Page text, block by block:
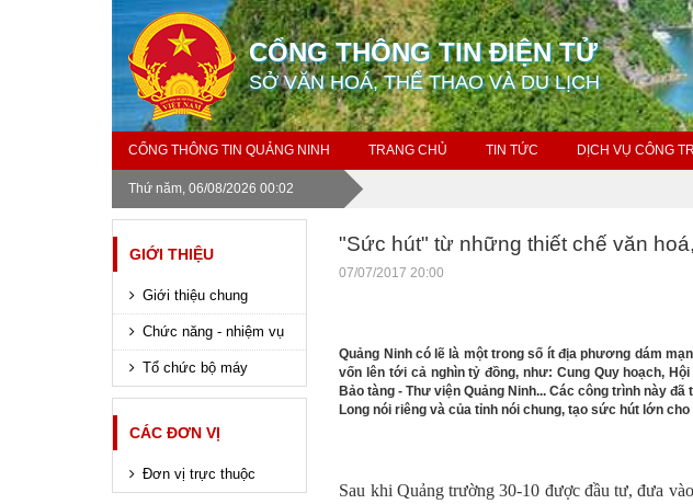
CỔNG THÔNG TIN ĐIỆN TỬ
SỞ VĂN HOÁ, THỂ THAO VÀ DU LỊCH
CỔNG THÔNG TIN QUẢNG NINH TRANG CHỦ TIN TỨC DỊCH VỤ CÔNG
Thứ năm, 06/08/2026 00:02
GIỚI THIỆU
Giới thiệu chung
Chức năng - nhiệm vụ
Tổ chức bộ máy
CÁC ĐƠN VỊ
Đơn vị trực thuộc
"Sức hút" từ những thiết chế văn
07/07/2017 20:00
Quảng Ninh có lẽ là một trong số ít địa phương dám
vốn lên tới cả nghìn tỷ đồng, như: Cung Quy hoạch,
Bảo tàng - Thư viện Quảng Ninh... Các công trình này
Long nói riêng và của tỉnh nói chung, tạo sức hút lớn
Sau khi Quảng trường 30-10 được đầu tư, đưa